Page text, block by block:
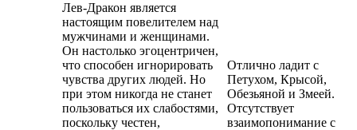
Лев-Дракон является
настоящим повелителем над
мужчинами и женщинами.
Он настолько эгоцентричен,
что способен игнорировать
чувства других людей. Но
при этом никогда не станет
пользоваться их слабостями,
поскольку честен,
Отлично ладит с
Петухом, Крысой,
Обезьяной и Змеей.
Отсутствует
взаимопонимание с